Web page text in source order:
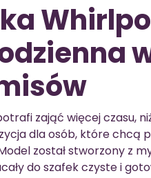
zająć więcej czasu,
dla osób, które chcą
został stworzony z
do szafek czyste i